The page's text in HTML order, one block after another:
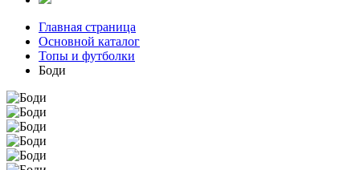
Главная страница
Основной каталог
Топы и футболки
Боди